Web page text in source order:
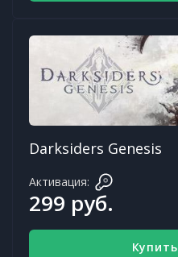
Darksiders Genesis
Активация:
299 руб.
Купить